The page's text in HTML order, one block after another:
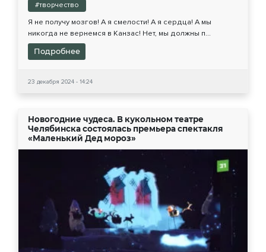
#творчество
Я не получу мозгов! А я смелости! А я сердца! А мы
никогда не вернемся в Канзас! Нет, мы должны п...
Подробнее
23 декабря 2024 - 14:24
Новогодние чудеса. В кукольном театре
Челябинска состоялась премьера спектакля
«Маленький Дед мороз»